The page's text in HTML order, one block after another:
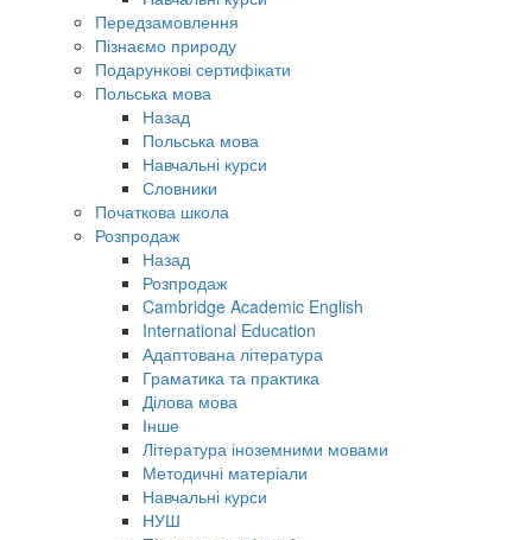
Передзамовлення
Пізнаємо природу
Подарункові сертифікати
Польська мова
Назад
Польська мова
Навчальні курси
Словники
Початкова школа
Розпродаж
Назад
Розпродаж
Cambridge Academic English
International Education
Адаптована література
Граматика та практика
Ділова мова
Інше
Література іноземними мовами
Методичні матеріали
Навчальні курси
НУШ